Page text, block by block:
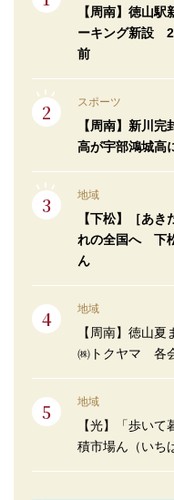
【周南】徳山
ーキング新設
前
スポーツ
【周南】新川
高が宇部鴻城
地域
【下松】［あ
れの全国へ 下
ん
地域
【周南】徳山
㈱トクヤマ 各
地域
【光】「歩い
積市場ん（いち